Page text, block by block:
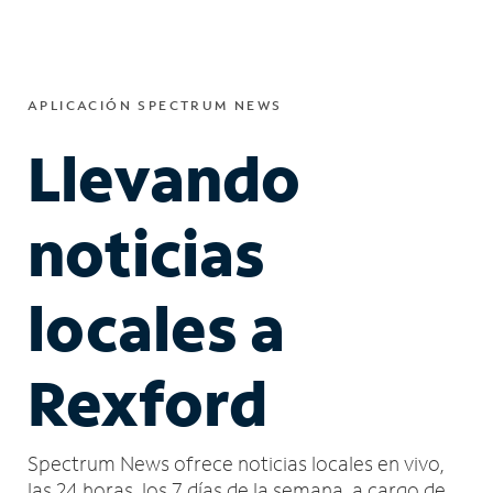
APLICACIÓN SPECTRUM NEWS
Llevando
noticias
locales a
Rexford
Spectrum News ofrece noticias locales en vivo,